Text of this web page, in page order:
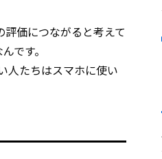
価につながると考えて
です。
人たちはスマホに使い